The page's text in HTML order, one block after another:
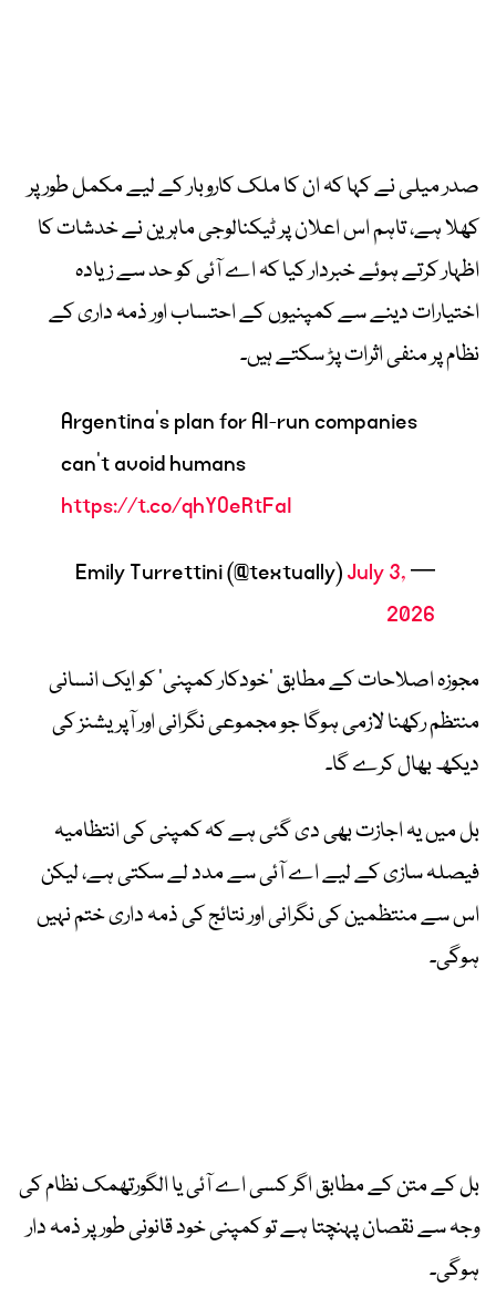
صدر میلی نے کہا کہ ان کا ملک کاروبار کے لیے مکمل طور پر
کھلا ہے، تاہم اس اعلان پر ٹیکنالوجی ماہرین نے خدشات کا
اظہار کرتے ہوئے خبردار کیا کہ اے آئی کو حد سے زیادہ
اختیارات دینے سے کمپنیوں کے احتساب اور ذمہ داری کے
نظام پر منفی اثرات پڑ سکتے ہیں۔
Argentina's plan for AI-run companies
can't avoid humans
https://t.co/qhYOeRtFaI
— Emily Turrettini (@textually)
July 3,
2026
مجوزہ اصلاحات کے مطابق ’خودکار کمپنی‘ کو ایکانسانی
منتظمرکھنا لازمی ہوگا جو مجموعی نگرانی اور آپریشنز کی
دیکھ بھال کرے گا۔
بل میں یہ اجازت بھی دی گئی ہے کہ کمپنی کی انتظامیہ
فیصلہ سازی کے لیے اے آئی سے مدد لے سکتی ہے، لیکن
اس سے منتظمین کی نگرانی اور نتائج کی ذمہ داری ختم نہیں
ہوگی۔
بل کے متن کے مطابق اگر کسی اے آئی یا الگورتھمک نظام کی
وجہ سے نقصان پہنچتا ہے توکمپنی خود قانونی طور پر ذمہ دار
ہوگی۔